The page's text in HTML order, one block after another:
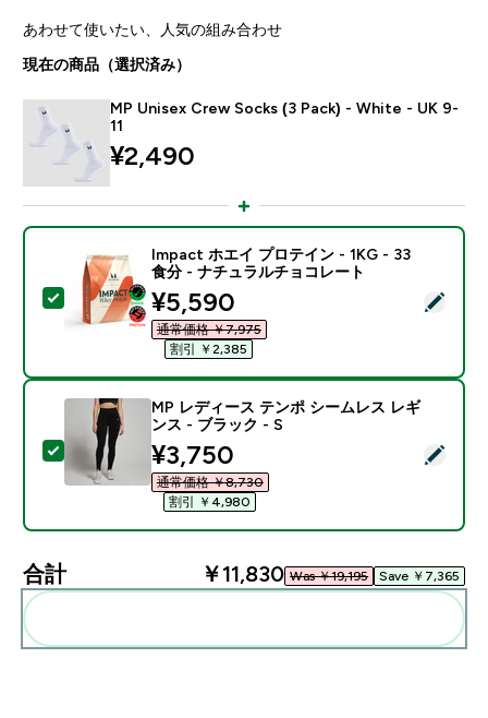
あわせて使いたい、人気の組み合わせ
現在の商品（選択済み）
MP Unisex Crew Socks (3 Pack) - White - UK 9-
11
¥2,490‎
この商品を選択 - Impact ホエイ プロテイン - 1KG -
Impact ホエイ プロテイン - 1KG - 33
食分 - ナチュラルチョコレート
discounted price
¥5,590‎
通常価格 ￥7,975‎
割引 ￥2,385‎
この商品を選択 - MP レディース テンポ シームレス
MP レディース テンポ シームレス レギ
ンス - ブラック - S
discounted price
¥3,750‎
通常価格 ￥8,730‎
割引 ￥4,980‎
合計 ￥11,830‎ Was ￥19,195‎ Save ￥7,365‎